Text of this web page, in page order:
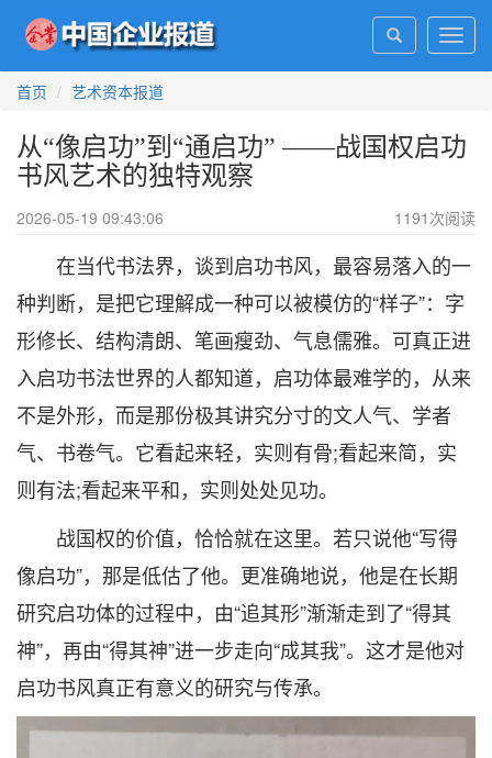
首页
艺术资本报道
从“像启功”到“通启功” ——战国权启功
书风艺术的独特观察
2026-05-19 09:43:06 1191 次阅读
在当代书法界，谈到启功书风，最容易落入的一
种判断，是把它理解成一种可以被模仿的“样子”：字
形修长、结构清朗、笔画瘦劲、气息儒雅。可真正进
入启功书法世界的人都知道，启功体最难学的，从来
不是外形，而是那份极其讲究分寸的文人气、学者
气、书卷气。它看起来轻，实则有骨;看起来简，实
则有法;看起来平和，实则处处见功。
战国权的价值，恰恰就在这里。若只说他“写得
像启功”，那是低估了他。更准确地说，他是在长期
研究启功体的过程中，由“追其形”渐渐走到了“得其
神”，再由“得其神”进一步走向“成其我”。这才是他对
启功书风真正有意义的研究与传承。